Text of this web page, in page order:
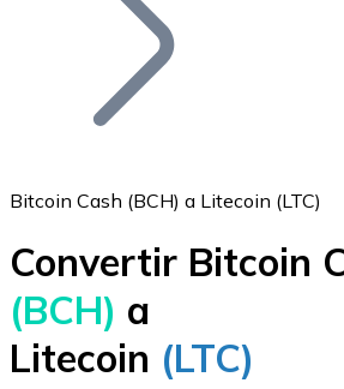
Bitcoin
BTC
Bitcoin Cash (BCH) a Litecoin (LTC)
Convertir Bitcoin
(BCH) a
Litecoin (LTC)